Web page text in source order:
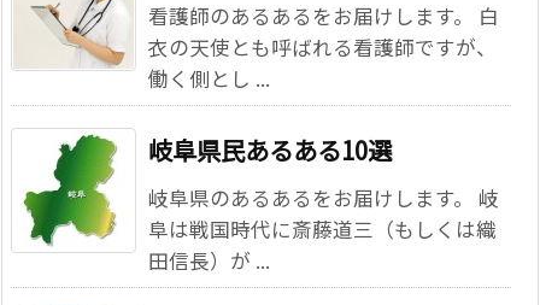
看護師のあるあるをお届けします。 白
衣の天使とも呼ばれる看護師ですが、
働く側とし ...
岐阜県民あるある10選
岐阜県のあるあるをお届けします。 岐
阜は戦国時代に斎藤道三（もしくは織
田信長）が ...